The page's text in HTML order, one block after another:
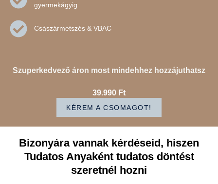
gyermekágyig
Császármetszés & VBAC
Szuperkedvező áron most mindehhez hozzájuthatsz
39.990 Ft
KÉREM A CSOMAGOT!
Bizonyára vannak kérdéseid, hiszen
Tudatos Anyaként tudatos döntést
szeretnél hozni